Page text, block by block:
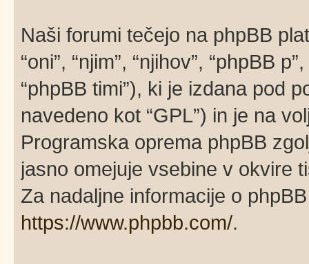
Naši forumi tečejo na phpBB
“oni”, “njim”, “njihov”, “phpBB
“phpBB timi”), ki je izdana pod
navedeno kot “GPL”) in je na
Programska oprema phpBB
jasno omejuje vsebine v okvire
Za nadaljne informacije o
https://www.phpbb.com/.